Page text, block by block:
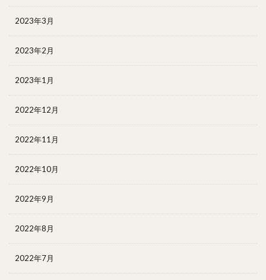
2023年3月
2023年2月
2023年1月
2022年12月
2022年11月
2022年10月
2022年9月
2022年8月
2022年7月